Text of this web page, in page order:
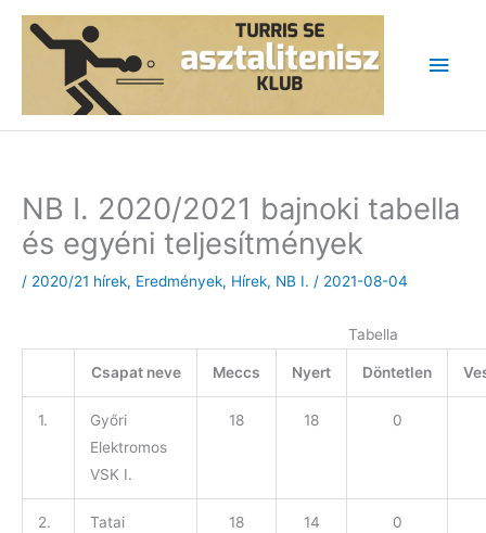
Skip
Main
NB I. 2020/2021 bajnoki tabella
és egyéni teljesítmények
/ 2020/21 hírek, Eredmények, Hírek, NB I. / 2021-08-04
Tabella
Csapat neve Meccs Nyert Döntetlen
1.
Győri
Elektromos
VSK I.
18 18 0
2.
Tatai
18 14 0